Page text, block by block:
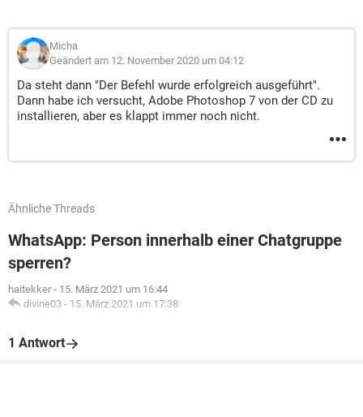
Micha
Geändert am 12. November 2020 um 04:12
Da steht dann "Der Befehl wurde erfolgreich ausgeführt".
Dann habe ich versucht, Adobe Photoshop 7 von der CD zu
installieren, aber es klappt immer noch nicht.
Ähnliche Threads
WhatsApp: Person innerhalb einer Chatgruppe
sperren?
haitekker - 15. März 2021 um 16:44
divine03 - 15. März 2021 um 17:38
1 Antwort